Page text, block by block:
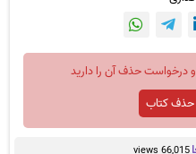
درخواست حذف آن را دارید
کتاب
66,015 views